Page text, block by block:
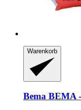
Warenkorb
Bema BEMA